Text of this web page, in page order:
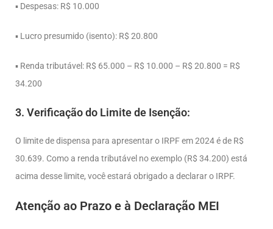
▪ Despesas: R$ 10.000
▪ Lucro presumido (isento): R$ 20.800
▪ Renda tributável: R$ 65.000 – R$ 10.000 – R$ 20.800 = R$
34.200
3. Verificação do Limite de Isenção:
O limite de dispensa para apresentar o IRPF em 2024 é de R$
30.639. Como a renda tributável no exemplo (R$ 34.200) está
acima desse limite, você estará obrigado a declarar o IRPF.
Atenção ao Prazo e à Declaração MEI